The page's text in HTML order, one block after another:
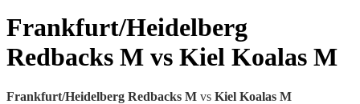
Frankfurt/Heidelberg
Redbacks M vs Kiel Koalas M
Frankfurt/Heidelberg Redbacks M vs Kiel Koalas M